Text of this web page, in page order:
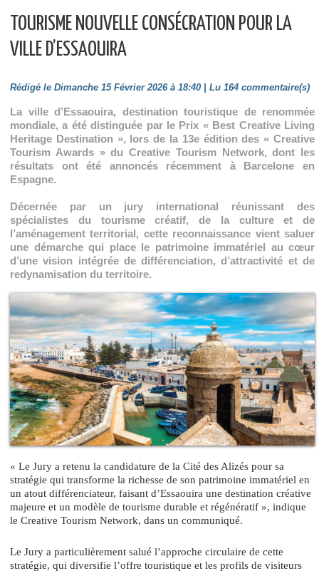
TOURISME NOUVELLE CONSÉCRATION POUR LA
VILLE D’ESSAOUIRA
Rédigé le Dimanche 15 Février 2026 à 18:40 | Lu 164 commentaire(s)
La ville d’Essaouira, destination touristique de renommée
mondiale, a été distinguée par le Prix « Best Creative Living
Heritage Destination », lors de la 13e édition des « Creative
Tourism Awards » du Creative Tourism Network, dont les
résultats ont été annoncés récemment à Barcelone en
Espagne.
Décernée par un jury international réunissant des
spécialistes du tourisme créatif, de la culture et de
l’aménagement territorial, cette reconnaissance vient saluer
une démarche qui place le patrimoine immatériel au cœur
d’une vision intégrée de différenciation, d’attractivité et de
redynamisation du territoire.
« Le Jury a retenu la candidature de la Cité des Alizés pour sa
stratégie qui transforme la richesse de son patrimoine immatériel en
un atout différenciateur, faisant d’Essaouira une destination créative
majeure et un modèle de tourisme durable et régénératif », indique
le Creative Tourism Network, dans un communiqué.
Le Jury a particulièrement salué l’approche circulaire de cette
stratégie, qui diversifie l’offre touristique et les profils de visiteurs